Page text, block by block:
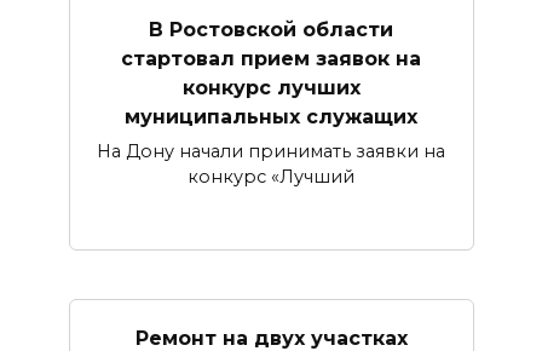
В Ростовской области
стартовал прием заявок на
конкурс лучших
муниципальных служащих
На Дону начали принимать заявки на
конкурс «Лучший
Ремонт на двух участках